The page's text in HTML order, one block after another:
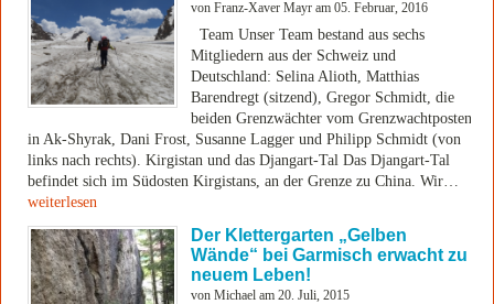
von Franz-Xaver Mayr am 05. Februar, 2016
Team Unser Team bestand aus sechs
Mitgliedern aus der Schweiz und
Deutschland: Selina Alioth, Matthias
Barendregt (sitzend), Gregor Schmidt, die
beiden Grenzwächter vom Grenzwachtposten
in Ak-Shyrak, Dani Frost, Susanne Lagger und Philipp Schmidt (von
links nach rechts). Kirgistan und das Djangart-Tal Das Djangart-Tal
befindet sich im Südosten Kirgistans, an der Grenze zu China. Wir…
weiterlesen
Der Klettergarten „Gelben
Wände“ bei Garmisch erwacht zu
neuem Leben!
von Michael am 20. Juli, 2015